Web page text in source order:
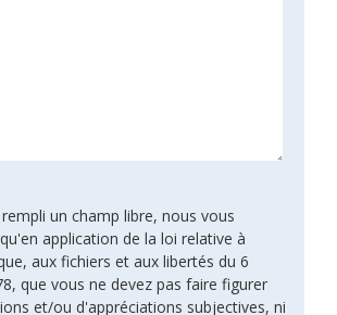
un champ libre, nous vous
application de la loi relative à
aux fichiers et aux libertés du 6
que vous ne devez pas faire figurer
et/ou d'appréciations subjectives, ni